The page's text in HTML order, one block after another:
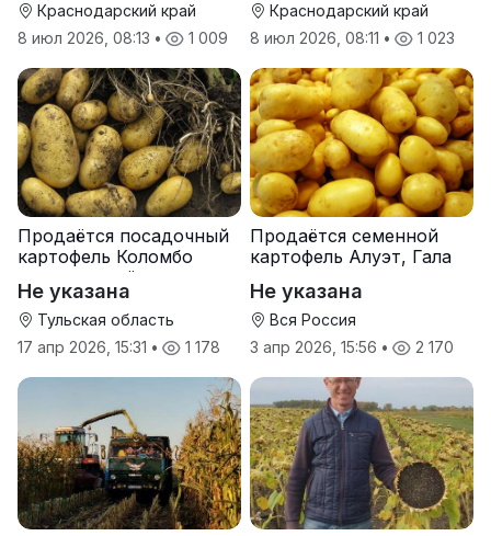
Краснодарский край
8 июл 2026, 08:13 • 1 009
Краснодарский край
8 июл 2026, 08:11 • 1 023
Продаётся посадочный
картофель Коломбо
оптом от трёх тонн
Не указана
Тульская область
17 апр 2026, 15:31 • 1 178
Продаётся семенной
картофель Алуэт, Гала
Не указана
Вся Россия
3 апр 2026, 15:56 • 2 170